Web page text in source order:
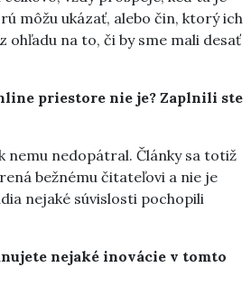
môžu ukázať, alebo čin, ktorý ich
ohľadu na to, či by sme mali desať
priestore nie je? Zaplnili ste
nemu nedopátral. Články sa totiž
bežnému čitateľovi a nie je
nejaké súvislosti pochopili
nejaké inovácie v tomto